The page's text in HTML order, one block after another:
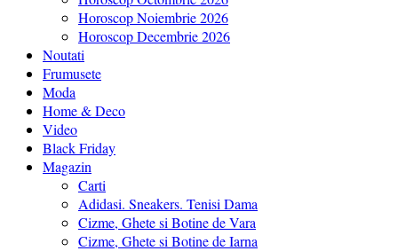
Horoscop Noiembrie 2026
Horoscop Decembrie 2026
Noutati
Frumusete
Moda
Home & Deco
Video
Black Friday
Magazin
Carti
Adidasi. Sneakers. Tenisi Dama
Cizme, Ghete si Botine de Vara
Cizme, Ghete si Botine de Iarna